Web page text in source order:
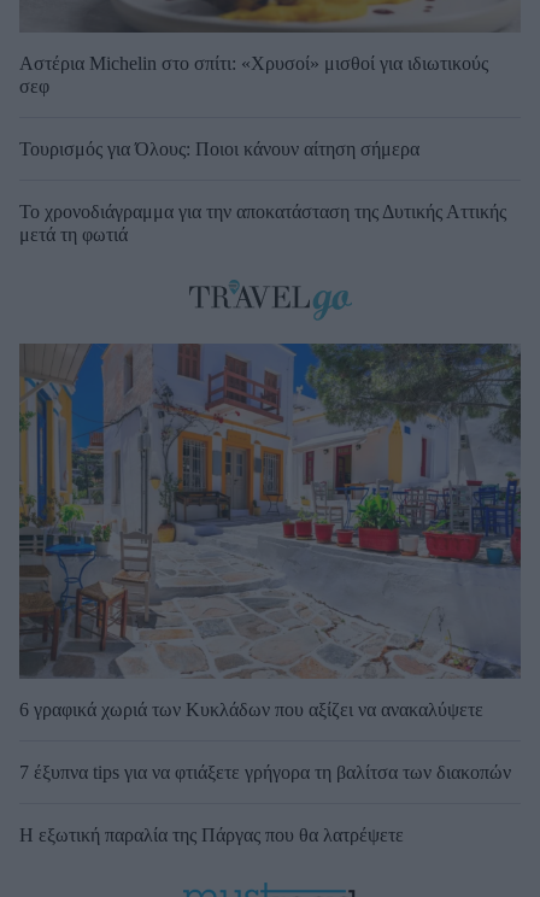
Αστέρια Michelin στο σπίτι: «Χρυσοί» μισθοί για ιδιωτικούς
σεφ
Τουρισμός για Όλους: Ποιοι κάνουν αίτηση σήμερα
Το χρονοδιάγραμμα για την αποκατάσταση της Δυτικής Αττικής
μετά τη φωτιά
6 γραφικά χωριά των Κυκλάδων που αξίζει να ανακαλύψετε
7 έξυπνα tips για να φτιάξετε γρήγορα τη βαλίτσα των διακοπών
Η εξωτική παραλία της Πάργας που θα λατρέψετε